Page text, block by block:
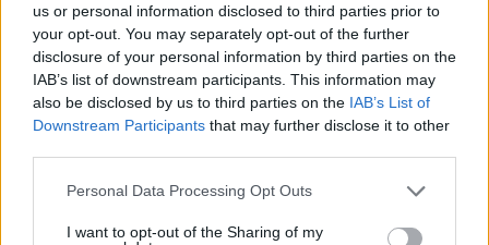
us or personal information disclosed to third parties prior to
your opt-out. You may separately opt-out of the further
disclosure of your personal information by third parties on the
IAB’s list of downstream participants. This information may
also be disclosed by us to third parties on the IAB’s List of
Downstream Participants that may further disclose it to other
Please note that this website/app uses one or more Google
not limited to your visit or usage behaviour. You may click to
Personal Data Processing Opt Outs
I want to opt-out of the Sharing of my
Θρήνος για τον 34χρονο που έπεσε από τον
Λευκό Πύργο - «Πήγες να βρεις τη μαμά,
αδερφέ μου...»
«Είναι πραγματικά πολύ άρρωστος»:
Δημοσίευμα μιλά για επιδείνωση της υγείας
του Καρόλου και ετοιμασίες για τη βασιλική